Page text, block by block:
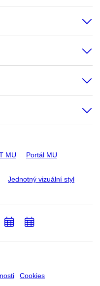
MU Portál MU
Jednotný vizuální styl
Cookies
PřidatPřidat